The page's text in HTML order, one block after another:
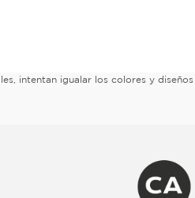
intentan igualar los colores y